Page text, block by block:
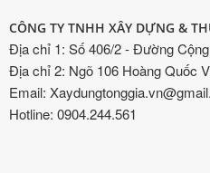
CÔNG TY TNHH XÂY DỰNG &
Địa chỉ 1: Số 406/2 - Đường
Địa chỉ 2: Ngõ 106 Hoàng Quốc
Email:
Hotline: 0904.244.561